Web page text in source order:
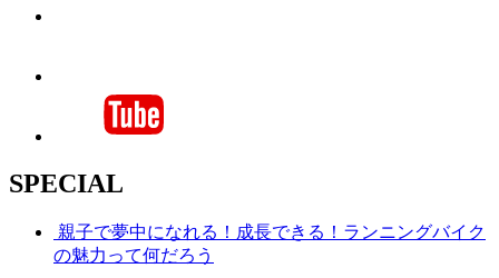
SPECIAL
親子で夢中になれる！成長できる！ランニングバイク
の魅力って何だろう